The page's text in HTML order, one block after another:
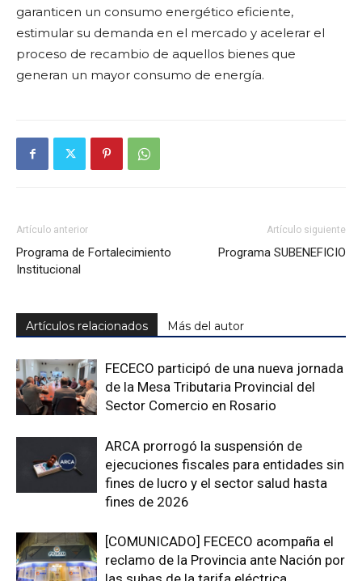
garanticen un consumo energético eficiente,
estimular su demanda en el mercado y acelerar el
proceso de recambio de aquellos bienes que
generan un mayor consumo de energía.
Artículo anterior
Programa de Fortalecimiento
Institucional
Artículo siguiente
Programa SUBENEFICIO
Artículos relacionados Más del autor
FECECO participó de una nueva jornada
de la Mesa Tributaria Provincial del
Sector Comercio en Rosario
ARCA prorrogó la suspensión de
ejecuciones fiscales para entidades sin
fines de lucro y el sector salud hasta
fines de 2026
[COMUNICADO] FECECO acompaña el
reclamo de la Provincia ante Nación por